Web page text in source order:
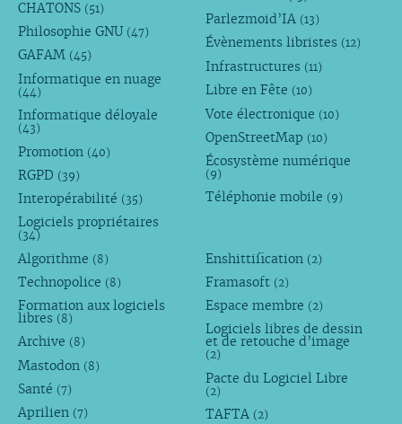
CHATONS (51)
Philosophie GNU (47)
GAFAM (45)
Informatique en nuage
(44)
Informatique déloyale
(43)
Promotion (40)
RGPD (39)
Interopérabilité (35)
Logiciels propriétaires
(34)
Parlezmoid’IA (13)
Évènements libristes (12)
Infrastructures (11)
Libre en Fête (10)
Vote électronique (10)
OpenStreetMap (10)
Écosystème numérique
(9)
Téléphonie mobile (9)
Algorithme (8)
Technopolice (8)
Formation aux logiciels
libres (8)
Archive (8)
Mastodon (8)
Santé (7)
Aprilien (7)
Enshittification (2)
Framasoft (2)
Espace membre (2)
Logiciels libres de dessin
et de retouche d’image
(2)
Pacte du Logiciel Libre
(2)
TAFTA (2)